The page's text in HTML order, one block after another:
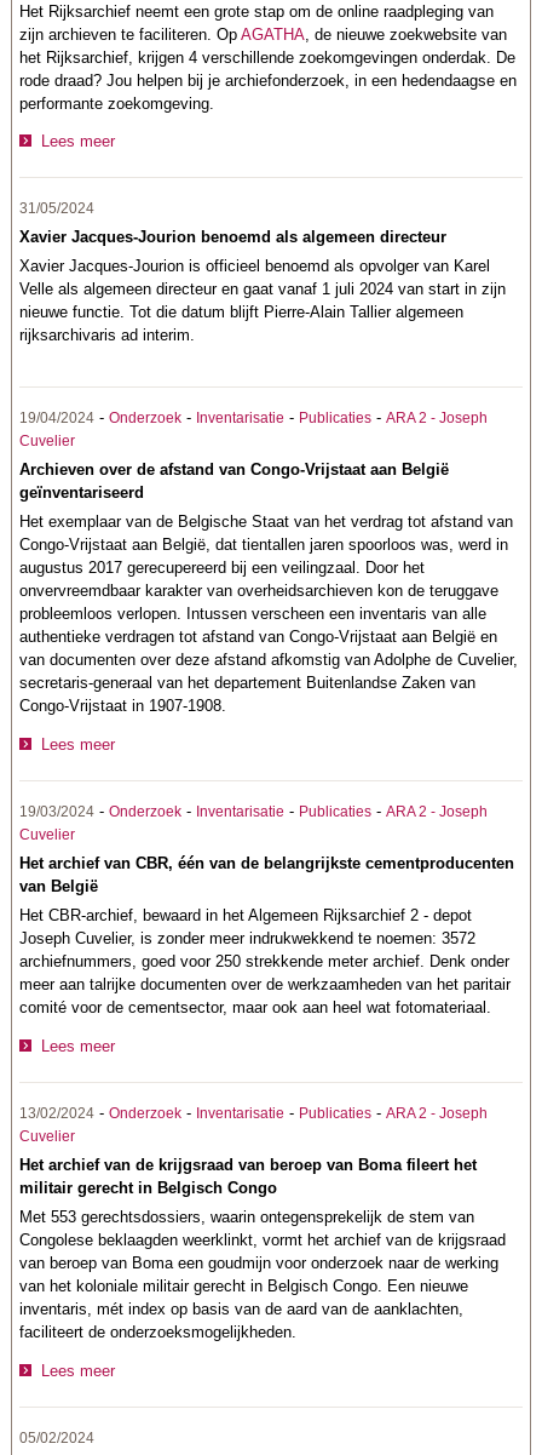
Het Rijksarchief neemt een grote stap om de online raadpleging van
zijn archieven te faciliteren. OpAGATHA , de nieuwe zoekwebsite van
het Rijksarchief, krijgen 4 verschillende zoekomgevingen onderdak. De
rode draad? Jou helpen bij je archiefonderzoek, in een hedendaagse en
performante zoekomgeving.
Lees meer
31/05/2024
Xavier Jacques-Jourion benoemd als algemeen directeur
Xavier Jacques-Jourion is officieel benoemd als opvolger van Karel
Velle als algemeen directeur en gaat vanaf 1 juli 2024 van start in zijn
nieuwe functie. Tot die datum blijft Pierre-Alain Tallier algemeen
rijksarchivaris ad interim.
19/04/2024 -Onderzoek - Inventarisatie - Publicaties -ARA 2 - Joseph
Cuvelier
Archieven over de afstand van Congo-Vrijstaat aan België
geïnventariseerd
Het exemplaar van de Belgische Staat van het verdrag tot afstand van
Congo-Vrijstaat aan België, dat tientallen jaren spoorloos was, werd in
augustus 2017 gerecupereerd bij een veilingzaal. Door het
onvervreemdbaar karakter van overheidsarchieven kon de teruggave
probleemloos verlopen. Intussen verscheen een inventaris van alle
authentieke verdragen tot afstand van Congo-Vrijstaat aan België en
van documenten over deze afstand afkomstig van Adolphe de Cuvelier,
secretaris-generaal van het departement Buitenlandse Zaken van
Congo-Vrijstaat in 1907-1908.
Lees meer
19/03/2024 -Onderzoek - Inventarisatie - Publicaties -ARA 2 - Joseph
Cuvelier
Het archief van CBR, één van de belangrijkste cementproducenten
van België
Het CBR-archief, bewaard in het Algemeen Rijksarchief 2 - depot
Joseph Cuvelier, is zonder meer indrukwekkend te noemen: 3572
archiefnummers, goed voor 250 strekkende meter archief. Denk onder
meer aan talrijke documenten over de werkzaamheden van het paritair
comité voor de cementsector, maar ook aan heel wat fotomateriaal.
Lees meer
13/02/2024 -Onderzoek - Inventarisatie - Publicaties -ARA 2 - Joseph
Cuvelier
Het archief van de krijgsraad van beroep van Boma fileert het
militair gerecht in Belgisch Congo
Met 553 gerechtsdossiers, waarin ontegensprekelijk de stem van
Congolese beklaagden weerklinkt, vormt het archief van de krijgsraad
van beroep van Boma een goudmijn voor onderzoek naar de werking
van het koloniale militair gerecht in Belgisch Congo. Een nieuwe
inventaris, mét index op basis van de aard van de aanklachten,
faciliteert de onderzoeksmogelijkheden.
Lees meer
05/02/2024